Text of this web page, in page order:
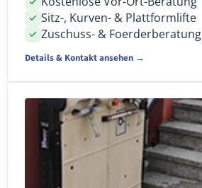
Sitz-, Kurven- & Plattformlifte
Zuschuss- & Foerderberatung
Details & Kontakt ansehen →